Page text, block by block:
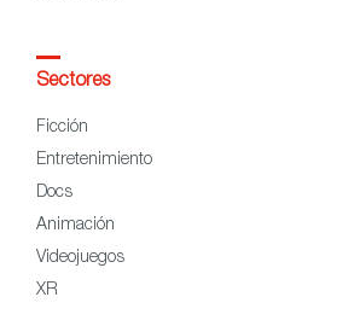
Sectores
Ficción
Entretenimiento
Docs
Animación
Videojuegos
XR